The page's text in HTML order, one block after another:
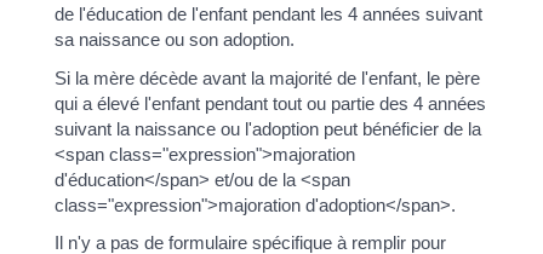
de l'éducation de l'enfant pendant les 4 années suivant
sa naissance ou son adoption.
Si la mère décède avant la majorité de l'enfant, le père
qui a élevé l'enfant pendant tout ou partie des 4 années
suivant la naissance ou l'adoption peut bénéficier de la
<span class="expression">majoration
d'éducation</span> et/ou de la <span
class="expression">majoration d'adoption</span>.
Il n'y a pas de formulaire spécifique à remplir pour